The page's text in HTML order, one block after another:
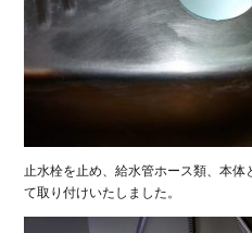
止水栓を止め、給水管ホース類、本
て取り付けいたしました。